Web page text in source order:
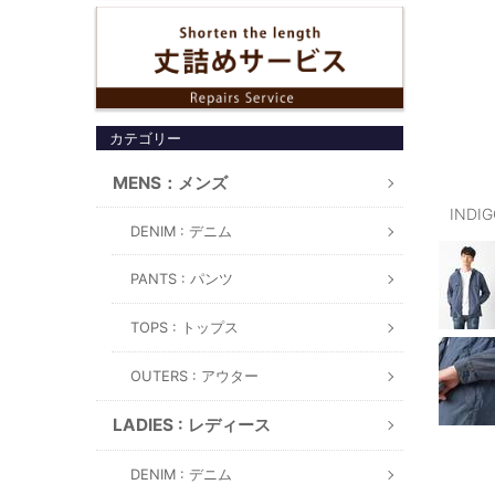
カテゴリー
MENS：メンズ
DENIM : デニム
PANTS : パンツ
TOPS : トップス
OUTERS : アウター
LADIES : レディース
DENIM : デニム